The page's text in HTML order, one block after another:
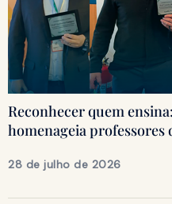
Reconhecer quem
homenageia professores
28 de julho de 2026